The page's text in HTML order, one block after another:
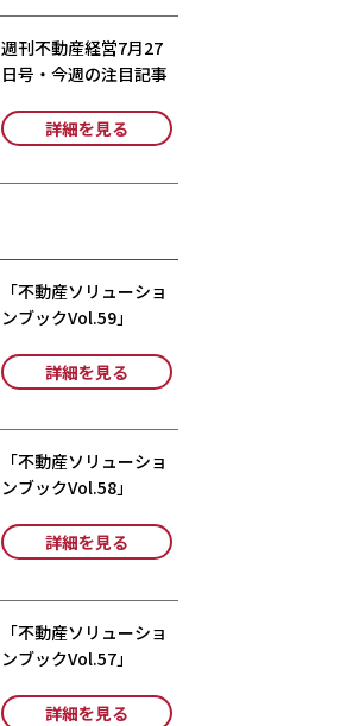
週刊不動産経営7月27
日号・今週の注目記事
詳細を見る
「不動産ソリューショ
ンブックVol.59」
詳細を見る
「不動産ソリューショ
ンブックVol.58」
詳細を見る
「不動産ソリューショ
ンブックVol.57」
詳細を見る